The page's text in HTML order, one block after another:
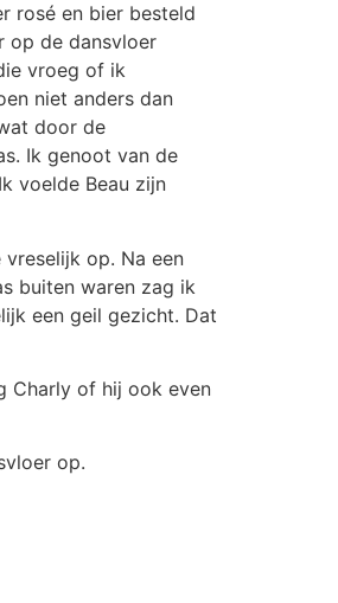
rosé en bier besteld
op de dansvloer
vroeg of ik
niet anders dan
door de
Ik genoot van de
voelde Beau zijn
op. Na een
buiten waren zag ik
een geil gezicht. Dat
Charly of hij ook even
op.